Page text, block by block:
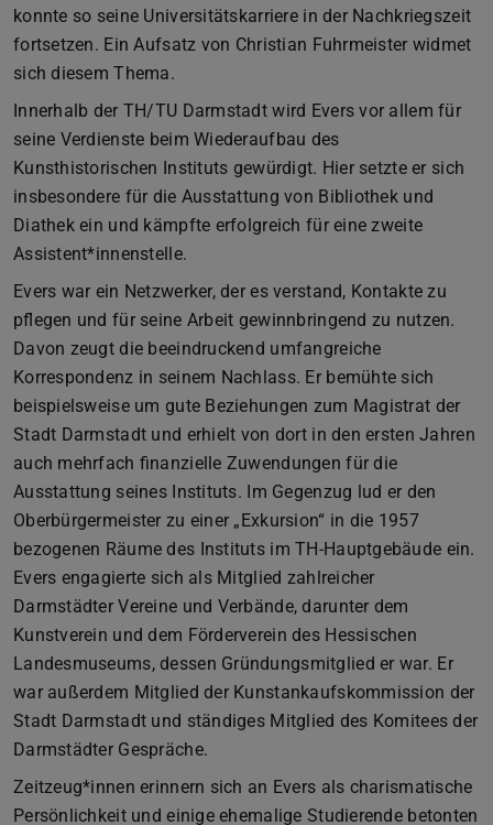
konnte so seine Universitätskarriere in der Nachkriegszeit
fortsetzen. Ein Aufsatz von Christian Fuhrmeister widmet
sich diesem Thema.
Innerhalb der TH/TU Darmstadt wird Evers vor allem für
seine Verdienste beim Wiederaufbau des
Kunsthistorischen Instituts gewürdigt. Hier setzte er sich
insbesondere für die Ausstattung von Bibliothek und
Diathek ein und kämpfte erfolgreich für eine zweite
Assistent*innenstelle.
Evers war ein Netzwerker, der es verstand, Kontakte zu
pflegen und für seine Arbeit gewinnbringend zu nutzen.
Davon zeugt die beeindruckend umfangreiche
Korrespondenz in seinem Nachlass. Er bemühte sich
beispielsweise um gute Beziehungen zum Magistrat der
Stadt Darmstadt und erhielt von dort in den ersten Jahren
auch mehrfach finanzielle Zuwendungen für die
Ausstattung seines Instituts. Im Gegenzug lud er den
Oberbürgermeister zu einer „Exkursion“ in die 1957
bezogenen Räume des Instituts im TH-Hauptgebäude ein.
Evers engagierte sich als Mitglied zahlreicher
Darmstädter Vereine und Verbände, darunter dem
Kunstverein und dem Förderverein des Hessischen
Landesmuseums, dessen Gründungsmitglied er war. Er
war außerdem Mitglied der Kunstankaufskommission der
Stadt Darmstadt und ständiges Mitglied des Komitees der
Darmstädter Gespräche.
Zeitzeug*innen erinnern sich an Evers als charismatische
Persönlichkeit und einige ehemalige Studierende betonten